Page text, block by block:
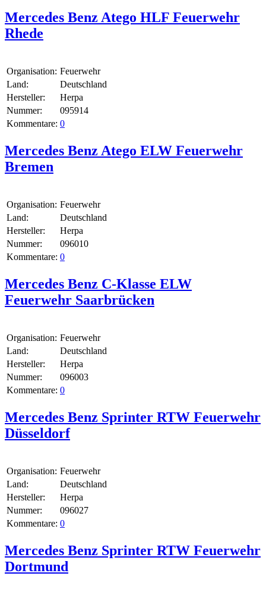
Mercedes Benz Atego HLF Feuerwehr
Rhede
Organisation: Feuerwehr
Land:
Deutschland
Hersteller:
Herpa
Nummer:
095914
Kommentare: 0
Mercedes Benz Atego ELW Feuerwehr
Bremen
Organisation: Feuerwehr
Land:
Deutschland
Hersteller:
Herpa
Nummer:
096010
Kommentare: 0
Mercedes Benz C-Klasse ELW
Feuerwehr Saarbrücken
Organisation: Feuerwehr
Land:
Deutschland
Hersteller:
Herpa
Nummer:
096003
Kommentare: 0
Mercedes Benz Sprinter RTW Feuerwehr
Düsseldorf
Organisation: Feuerwehr
Land:
Deutschland
Hersteller:
Herpa
Nummer:
096027
Kommentare: 0
Mercedes Benz Sprinter RTW Feuerwehr
Dortmund